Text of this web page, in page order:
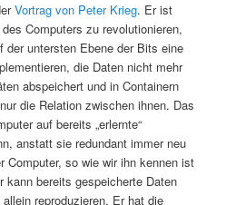
Vortrag von Peter Krieg. Er ist
Computers zu revolutionieren,
untersten Ebene der Bits eine
die Daten nicht mehr
abspeichert und in Containern
die Relation zwischen ihnen. Das
auf bereits „erlernte“
anstatt sie redundant immer neu
Computer, so wie wir ihn kennen ist
bereits gespeicherte Daten
reproduzieren. Er hat die